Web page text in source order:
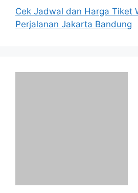
Cek Jadwal dan Harga Tiket
Perjalanan Jakarta Bandung